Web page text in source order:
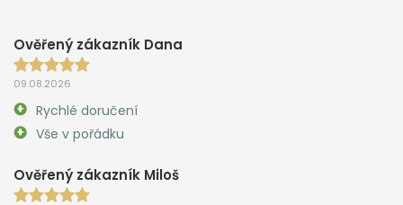
Ověřený zákazník Dana
09.08.2026
Rychlé doručení
Vše v pořádku
Ověřený zákazník Miloš